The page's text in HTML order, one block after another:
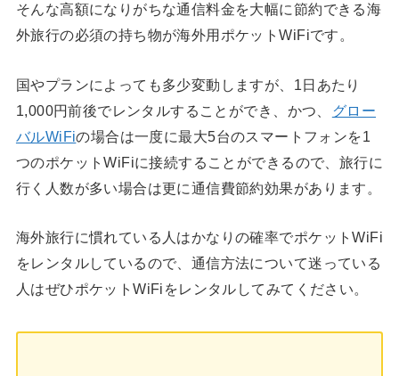
そんな高額になりがちな通信料金を大幅に節約できる海
外旅行の必須の持ち物が海外用ポケットWiFiです。
国やプランによっても多少変動しますが、1日あたり
1,000円前後でレンタルすることができ、かつ、
グロー
バルWiFiの場合は一度に最大5台のスマートフォンを1
つのポケットWiFiに接続することができるので、旅行に
行く人数が多い場合は更に通信費節約効果があります。
海外旅行に慣れている人はかなりの確率でポケットWiFi
をレンタルしているので、通信方法について迷っている
人はぜひポケットWiFiをレンタルしてみてください。